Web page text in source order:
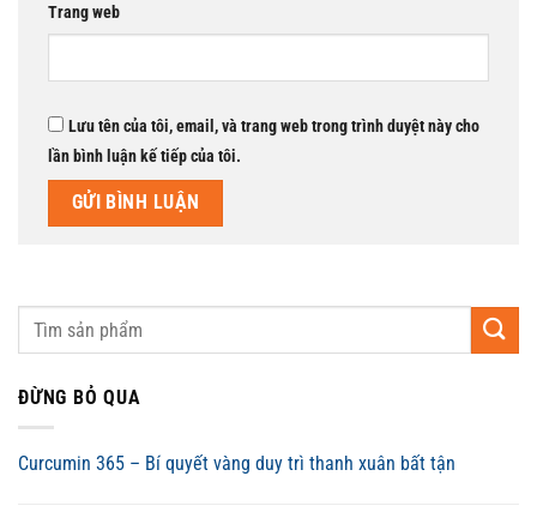
Trang web
Lưu tên của tôi, email, và trang web trong trình duyệt này cho
lần bình luận kế tiếp của tôi.
ĐỪNG BỎ QUA
Curcumin 365 – Bí quyết vàng duy trì thanh xuân bất tận